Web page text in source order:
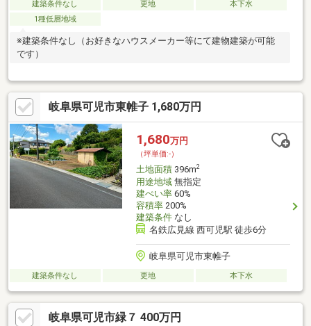
建築条件なし 更地
本下水
1種低層地域
※建築条件なし（お好きなハウスメーカー等にて建物建築が可能
です）
岐阜県可児市東帷子 1,680万円
1,680万円
（坪単価:-）
土地面積396m2
用途地域無指定
建ぺい率60%
容積率200%
建築条件なし
名鉄広見線 西可児駅 徒歩6分
岐阜県可児市東帷子
建築条件なし 更地 本下水
岐阜県可児市緑７ 400万円